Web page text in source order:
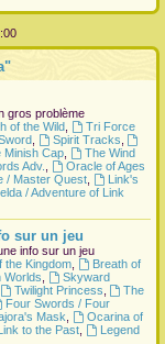
e
c
gros problème
of the Wild,
Tri Force
, Spirit Tracks
Minish Cap,
The Wind
Adv.
Oracle of Ages
/ Master Quest,
Link's
/ Adventure of Link
sur un jeu
info sur un jeu
the Kingdom,
Breath of
Worlds
Skyward
Twilight Princess
The
Four Swords / Four
Mask
Ocarina of
to the Past,
Legend